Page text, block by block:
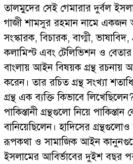
তালমুদের সেই গেমারার দুর্বল
গাজী শামসুর রহমান নামে
সংস্কারক, বিচারক, বাগ্মী, ভাষাবিদ,
কলামিস্ট এবং টেলিভিশন ও বেতার
বাংলায় আইন বিষয়ক গ্রন্থ রচনায়
করেন। তার রচিত গ্রন্থ সংখ্যা
গ্রন্থ এক ব্যক্তি কিভাবে
পাকিস্তানী গ্রন্থগুলো নিয়ে পাকিস্তান
বানিয়েছিলেন। হাদিসের
রূপকথা ও সামাজিক আইন
ইসলামের আবির্ভাবের দুইশ বছর